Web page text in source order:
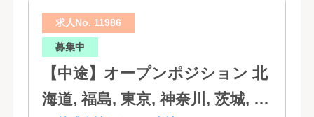
求人No. 11986
募集中
【中途】オープンポジション 北
海道, 福島, 東京, 神奈川, 茨城, 静